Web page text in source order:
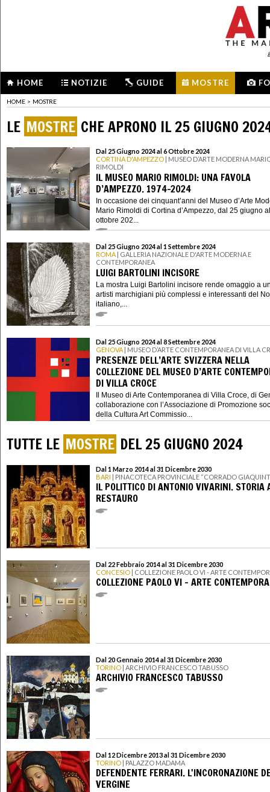
HOME NOTIZIE GUIDE MOSTRE
HOME > MOSTRE
LE MOSTRE CHE APRONO IL 25 GIUGNO
Dal 25 Giugno 2024 al 6 Ottobre 2024
CORTINA D'AMPEZZO | MUSEO D’ARTE MODERNA
RIMOLDI
IL MUSEO MARIO RIMOLDI: UNA FAVOLA
D’AMPEZZO. 1974-2024
In occasione dei cinquant’anni del Museo d’Arte
Mario Rimoldi di Cortina d’Ampezzo, dal 25 giugno
ottobre 202...
Dal 25 Giugno 2024 al 1 Settembre 2024
ROMA | GALLERIA NAZIONALE D'ARTE MODERNA E
CONTEMPORANEA
LUIGI BARTOLINI INCISORE
La mostra Luigi Bartolini incisore rende omaggio a
artisti marchigiani più complessi e interessanti del
italiano,...
Dal 25 Giugno 2024 al 8 Settembre 2024
GENOVA | MUSEO D’ARTE CONTEMPORANEA DI VILLA
PRESENZE DELL’ARTE SVIZZERA NELLA
COLLEZIONE DEL MUSEO D’ARTE
DI VILLA CROCE
Il Museo di Arte Contemporanea di Villa Croce, di
collaborazione con l’Associazione di Promozione
della Cultura Art Commissio...
TUTTE LE MOSTRE DEL 25 GIUGNO 2024
Dal 1 Marzo 2014 al 31 Dicembre 2030
BARI | PINACOTECA PROVINCIALE “CORRADO
IL POLITTICO DI ANTONIO VIVARINI. STORIA
RESTAURO
Dal 22 Febbraio 2014 al 31 Dicembre 2030
CONCESIO | COLLEZIONE PAOLO VI - ARTE
COLLEZIONE PAOLO VI - ARTE
Dal 20 Gennaio 2014 al 31 Dicembre 2030
TORINO | ARCHIVIO FRANCESCO TABUSSO
ARCHIVIO FRANCESCO TABUSSO
Dal 12 Dicembre 2013 al 31 Dicembre 2030
TORINO | PALAZZO MADAMA
DEFENDENTE FERRARI. L'INCORONAZIONE
VERGINE